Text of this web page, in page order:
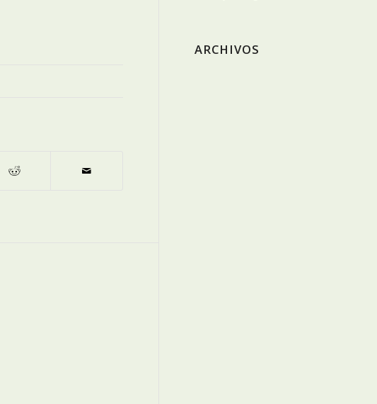
ARCHIVOS